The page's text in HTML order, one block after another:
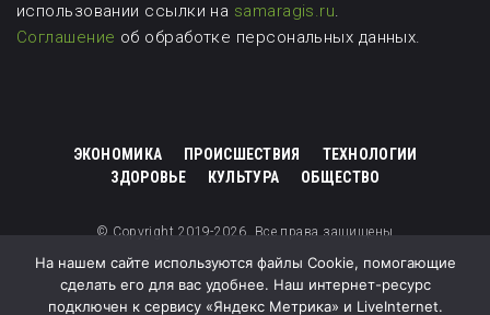
использовании ссылки на samaragis.ru.
Соглашение об обработке персональных данных.
ЭКОНОМИКА ПРОИСШЕСТВИЯ
ТЕХНОЛОГИИ
ЗДОРОВЬЕ
КУЛЬТУРА ОБЩЕСТВО
© Copyright 2019-2026. Все права защищены
На нашем сайте используются файлы Cookie, помогающие
сделать его для вас удобнее. Наш интернет-ресурс
подключен к сервису «Яндекс Метрика» и LiveInternet.